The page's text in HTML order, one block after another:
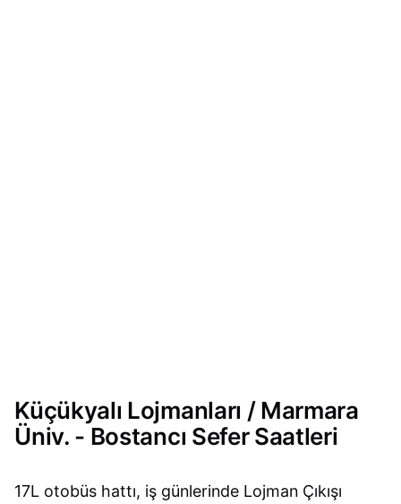
Küçükyalı Lojmanları / Marmara
Üniv. - Bostancı Sefer Saatleri
17L otobüs hattı, iş günlerinde Lojman Çıkışı